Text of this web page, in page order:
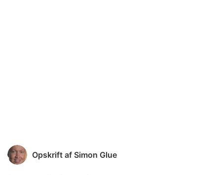
Opskrift af Simon Glue